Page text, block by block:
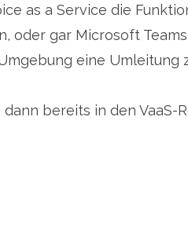
as a Service die
oder gar Microsoft
eine Umleitung
bereits in den